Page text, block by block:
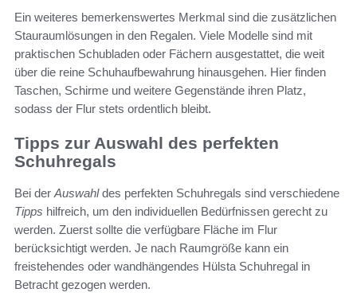
Ein weiteres bemerkenswertes Merkmal sind die zusätzlichen
Stauraumlösungen in den Regalen. Viele Modelle sind mit
praktischen Schubladen oder Fächern ausgestattet, die weit
über die reine Schuhaufbewahrung hinausgehen. Hier finden
Taschen, Schirme und weitere Gegenstände ihren Platz,
sodass der Flur stets ordentlich bleibt.
Tipps zur Auswahl des perfekten
Schuhregals
Bei der Auswahldes perfekten Schuhregals sind verschiedene
Tipps hilfreich, um den individuellen Bedürfnissen gerecht zu
werden. Zuerst sollte die verfügbare Fläche im Flur
berücksichtigt werden. Je nach Raumgröße kann ein
freistehendes oder wandhängendes Hülsta Schuhregal in
Betracht gezogen werden.